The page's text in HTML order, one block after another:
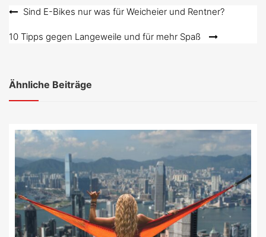
Beitragsnavigation
Sind E-Bikes nur was für Weicheier und Rentner?
10 Tipps gegen Langeweile und für mehr Spaß
Ähnliche Beiträge